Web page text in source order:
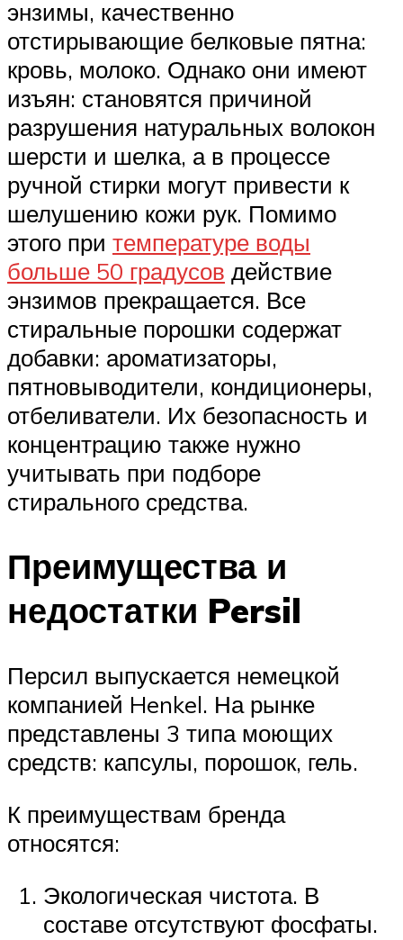
энзимы, качественно
отстирывающие белковые пятна:
кровь, молоко. Однако они имеют
изъян: становятся причиной
разрушения натуральных волокон
шерсти и шелка, а в процессе
ручной стирки могут привести к
шелушению кожи рук. Помимо
этого при температуре воды
больше 50 градусов действие
энзимов прекращается. Все
стиральные порошки содержат
добавки: ароматизаторы,
пятновыводители, кондиционеры,
отбеливатели. Их безопасность и
концентрацию также нужно
учитывать при подборе
стирального средства.
Преимущества и
недостатки Persil
Персил выпускается немецкой
компанией Henkel. На рынке
представлены 3 типа моющих
средств: капсулы, порошок, гель.
К преимуществам бренда
относятся:
Экологическая чистота. В
составе отсутствуют фосфаты.